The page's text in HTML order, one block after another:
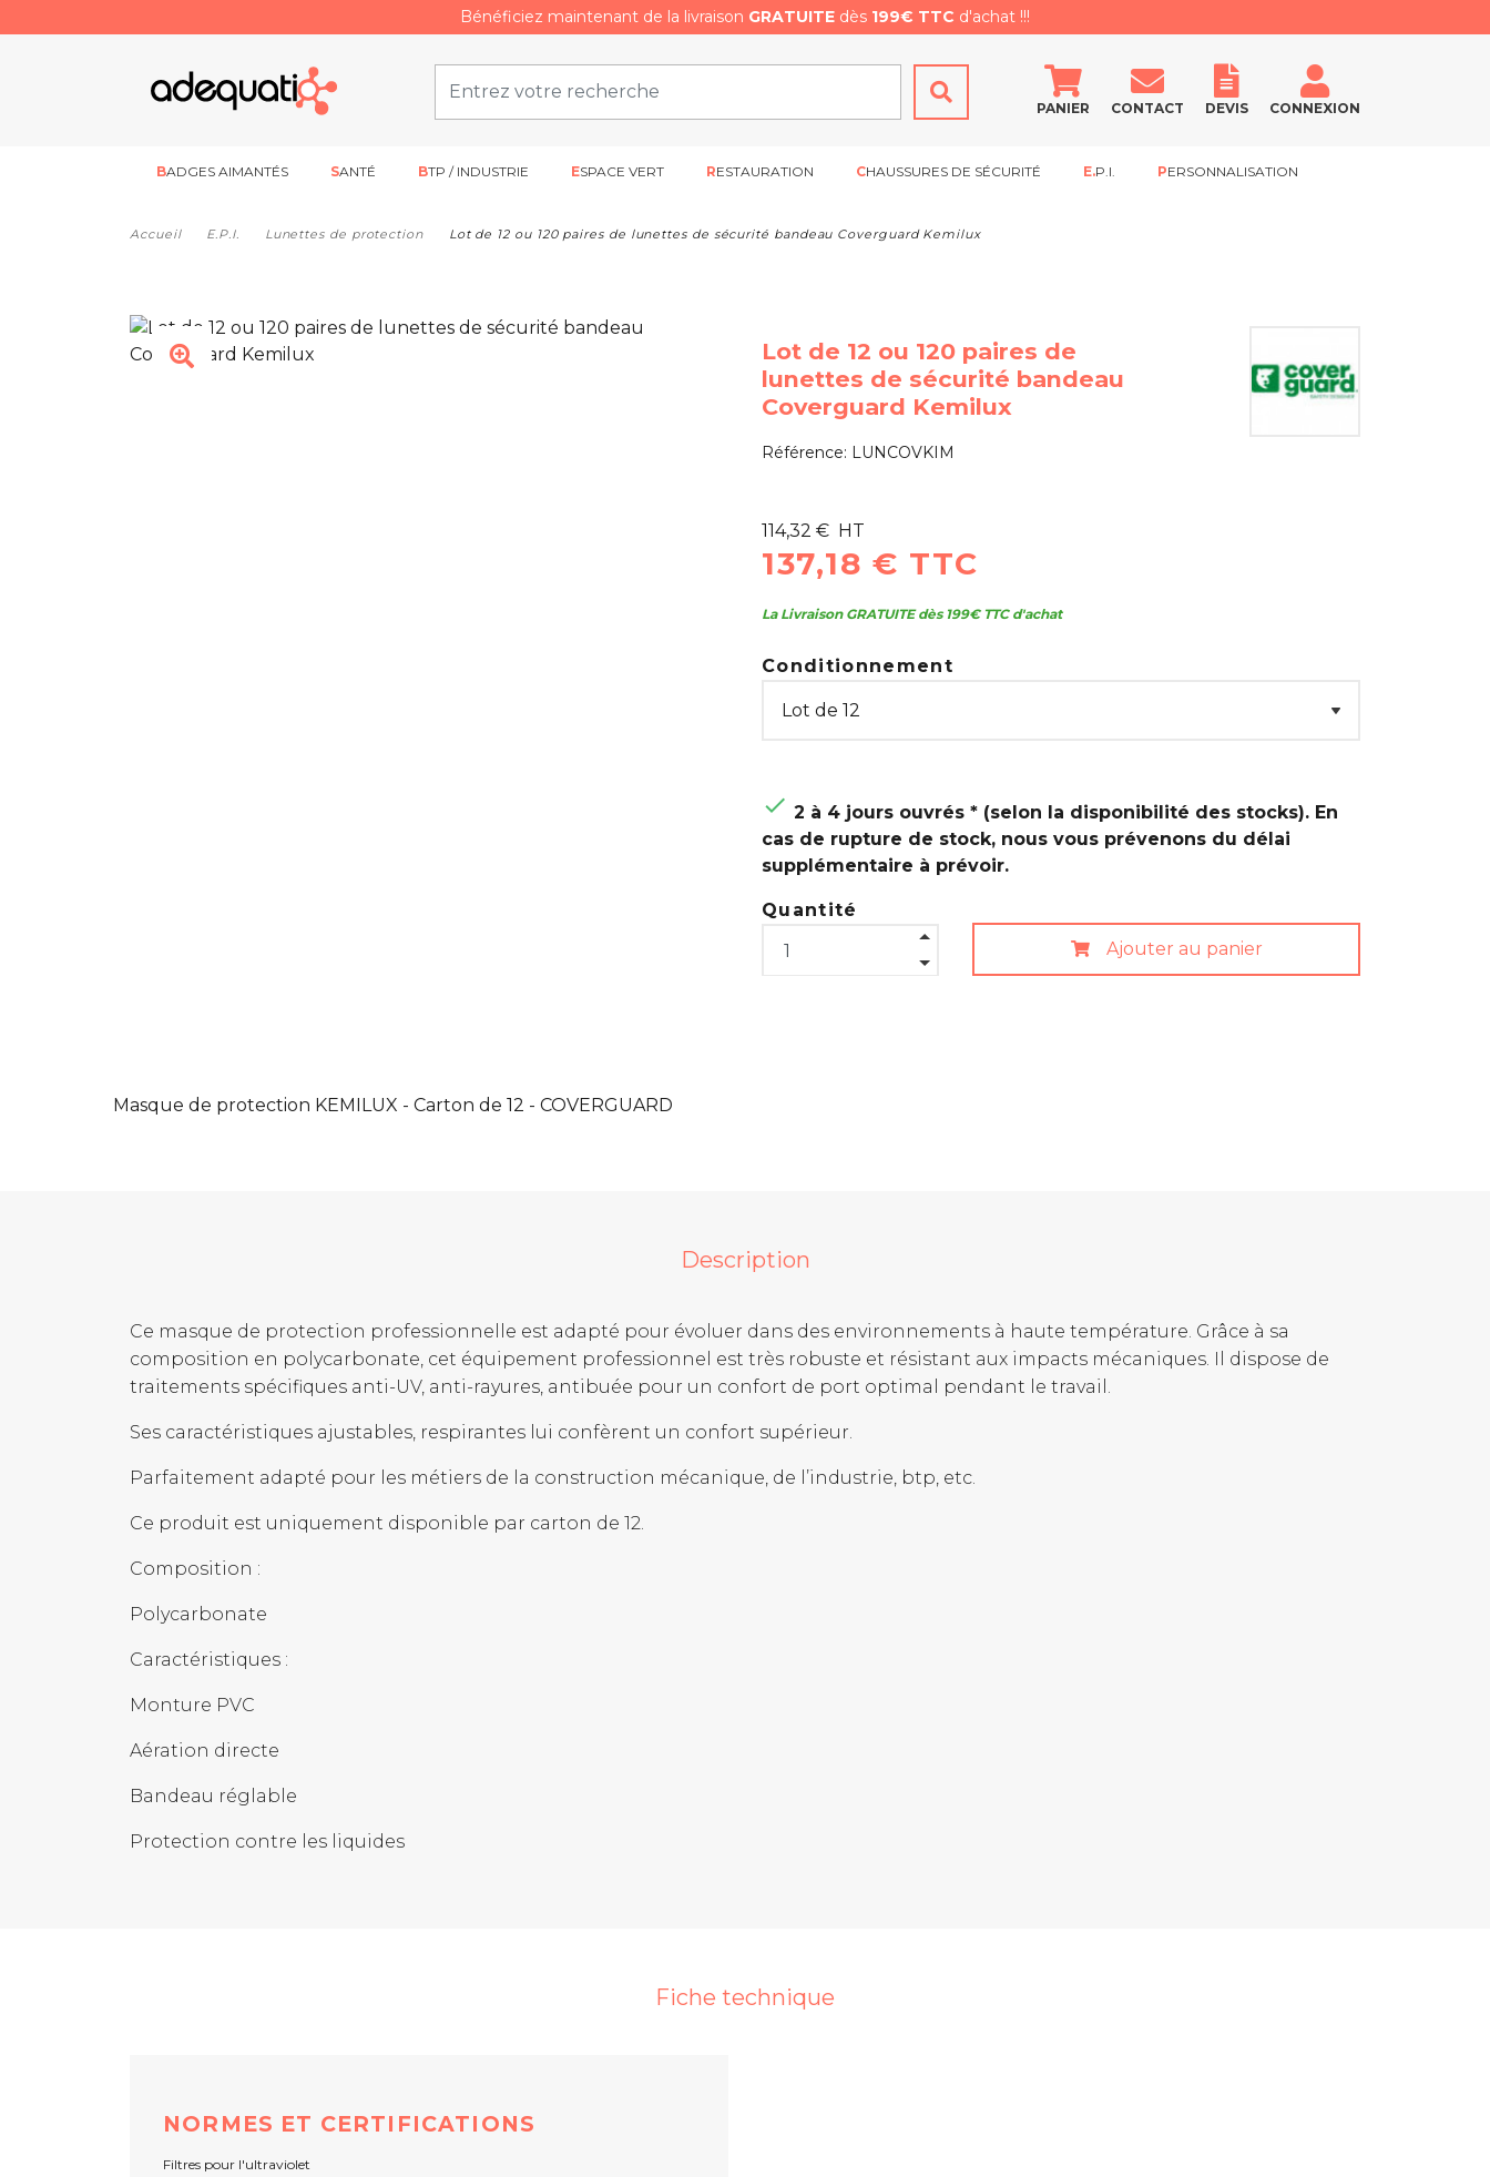
Bénéficiez maintenant de la livraison GRATUITE dès 199€ TTC d'achat !!!
PANIER CONTACT DEVIS CONNEXION
BADGES AIMANTÉS SANTÉ BTP / INDUSTRIE ESPACE VERT RESTAURATION CHAUSSURES DE SÉCURITÉ E.P.I. PERSONNALISATION
Accueil E.P.I. Lunettes de protection Lot de 12 ou 120 paires de lunettes de sécurité bandeau Coverguard Kemilux
Lot de 12 ou 120 paires de
lunettes de sécurité bandeau
Coverguard Kemilux
Référence: LUNCOVKIM
114,32 € HT
137,18 € TTC
La Livraison GRATUITE dès 199€ TTC d'achat
Conditionnement
 2 à 4 jours ouvrés * (selon la disponibilité des stocks). En
cas de rupture de stock, nous vous prévenons du délai
supplémentaire à prévoir.
Quantité
Ajouter au panier
Masque de protection KEMILUX - Carton de 12 - COVERGUARD
Description
Ce masque de protection professionnelle est adapté pour évoluer dans des environnements à haute température. Grâce à sa
composition en polycarbonate, cet équipement professionnel est très robuste et résistant aux impacts mécaniques. Il dispose de
traitements spécifiques anti-UV, anti-rayures, antibuée pour un confort de port optimal pendant le travail.
Ses caractéristiques ajustables, respirantes lui confèrent un confort supérieur.
Parfaitement adapté pour les métiers de la construction mécanique, de l’industrie, btp, etc.
Ce produit est uniquement disponible par carton de 12.
Composition :
Polycarbonate
Caractéristiques :
Monture PVC
Aération directe
Bandeau réglable
Protection contre les liquides
Fiche technique
NORMES ET CERTIFICATIONS
Filtres pour l'ultraviolet